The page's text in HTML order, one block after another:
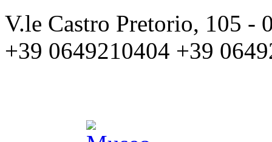
V.le Castro Pretorio, 105 -
+39 0649210404 +39